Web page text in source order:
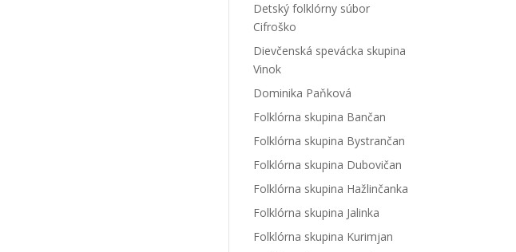
Detský folklórny súbor
Cifroško
Dievčenská spevácka skupina
Vinok
Dominika Paňková
Folklórna skupina Bančan
Folklórna skupina Bystrančan
Folklórna skupina Dubovičan
Folklórna skupina Hažlinčanka
Folklórna skupina Jalinka
Folklórna skupina Kurimjan